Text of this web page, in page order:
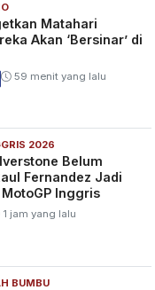
Matahari
Akan ‘Bersinar’ di
59 menit yang lalu
2026
Belum
Fernandez Jadi
MotoGP Inggris
1 jam yang lalu
BUMBU